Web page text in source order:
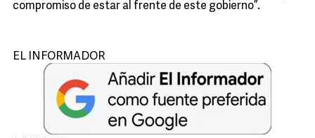
compromiso de estar al frente de este gobierno”.
EL INFORMADOR